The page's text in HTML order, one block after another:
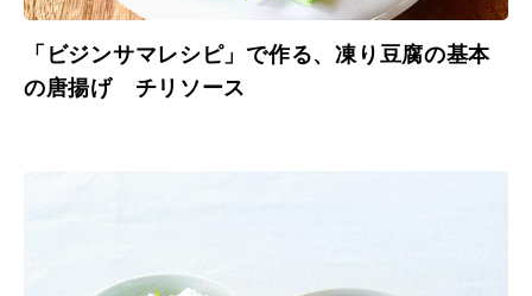
「ビジンサマレシピ」で作る、凍り豆腐の基本
の唐揚げ チリソース